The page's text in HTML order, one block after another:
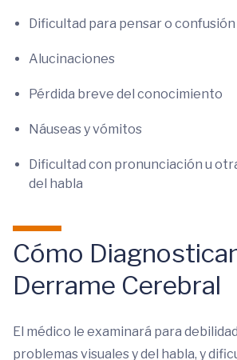
Dificultad para pensar o
Alucinaciones
Pérdida breve del conocimiento
Náuseas y vómitos
Dificultad con pronunciación u
del habla
Cómo
Derrame Cerebral
El médico le examinará para
problemas visuales y del habla, y